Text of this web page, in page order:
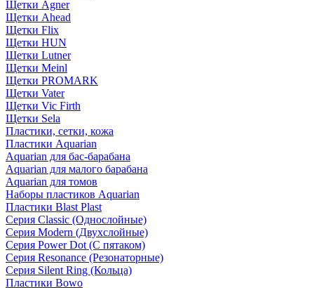
Щетки Agner
Щетки Ahead
Щетки Flix
Щетки HUN
Щетки Lutner
Щетки Meinl
Щетки PROMARK
Щетки Vater
Щетки Vic Firth
Щетки Sela
Пластики, сетки, кожа
Пластики Aquarian
Aquarian для бас-барабана
Aquarian для малого барабана
Aquarian для томов
Наборы пластиков Aquarian
Пластики Blast Plast
Серия Classic (Однослойные)
Серия Modern (Двухслойные)
Серия Power Dot (С пятаком)
Серия Resonance (Резонаторные)
Серия Silent Ring (Кольца)
Пластики Bowo